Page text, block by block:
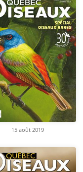
15 août 2019